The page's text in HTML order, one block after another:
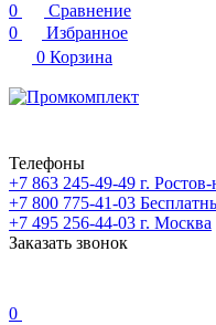
0
Сравнение
0
Избранное
0 Корзина
Телефоны
+7 863 245-49-49 г.
+7 800 775-41-03
+7 495 256-44-03 г. Москва
Заказать звонок
0